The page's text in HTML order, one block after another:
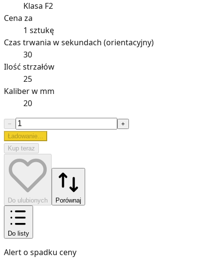
Klasa F2
Cena za
1 sztukę
Czas trwania w sekundach (orientacyjny)
30
Ilość strzałów
25
Kaliber w mm
20
−
+
Ładowanie...
Kup teraz
Do ulubionych Porównaj
Do listy
Alert o spadku ceny